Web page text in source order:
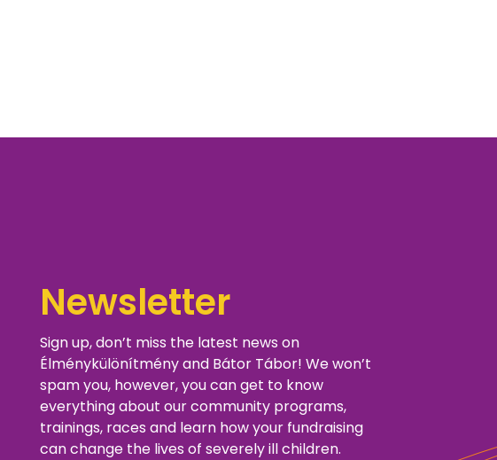
Newsletter
Sign up, don’t miss the latest news on
Élménykülönítmény and Bátor Tábor! We won’t
spam you, however, you can get to know
everything about our community programs,
trainings, races and learn how your fundraising
can change the lives of severely ill children.